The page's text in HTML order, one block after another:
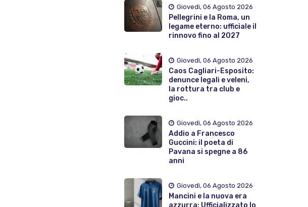
Giovedì, 06 Agosto 2026
Pellegrini e la Roma, un
legame eterno: ufficiale il
rinnovo fino al 2027
Giovedì, 06 Agosto 2026
Caos Cagliari-Esposito:
denunce legali e veleni,
la rottura tra club e
gioc..
Giovedì, 06 Agosto 2026
Addio a Francesco
Guccini: il poeta di
Pavana si spegne a 86
anni
Giovedì, 06 Agosto 2026
Mancini e la nuova era
azzurra: Ufficializzato lo